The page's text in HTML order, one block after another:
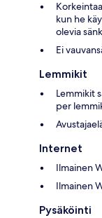
kun he
olevia
Ei
Lemmikit
Lemmikit
per
Internet
Ilmainen
Ilmainen
Pysäköinti